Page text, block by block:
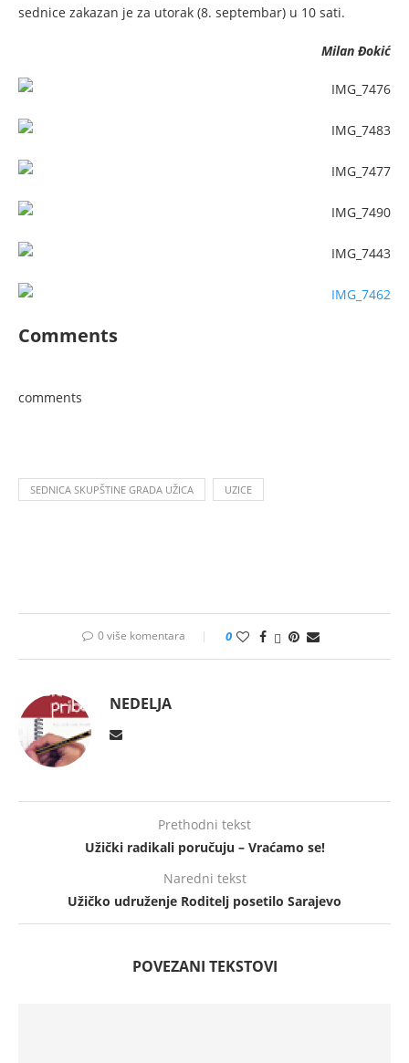
sednice zakazan je za utorak (8. septembar) u 10 sati.
Milan Đokić
Comments
comments
SEDNICA SKUPŠTINE GRADA UŽICA UZICE
0 više komentara 0
NEDELJA
Prethodni tekst
Užički radikali poručuju – Vraćamo se!
Naredni tekst
Užičko udruženje Roditelj posetilo Sarajevo
POVEZANI TEKSTOVI